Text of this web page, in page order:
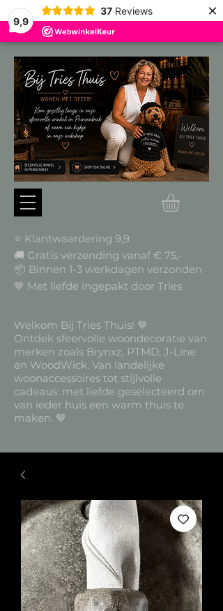
9,9
37 Reviews ×
⭐ Klantwaardering 9,9
🚚 Gratis verzending vanaf € 75,-
📦 Binnen 1-3 werkdagen verzonden
🤎 Met liefde ingepakt door Tries
Welkom Bij Tries Thuis! 🤎
Ontdek sfeervolle woondecoratie van
merken zoals Brynxz, PTMD, J-Line
en WoodWick. Van landelijke
woonaccessoires tot stijlvolle
cadeaus: met liefde geselecteerd om
van ieder huis een warm thuis te
maken. 🤎